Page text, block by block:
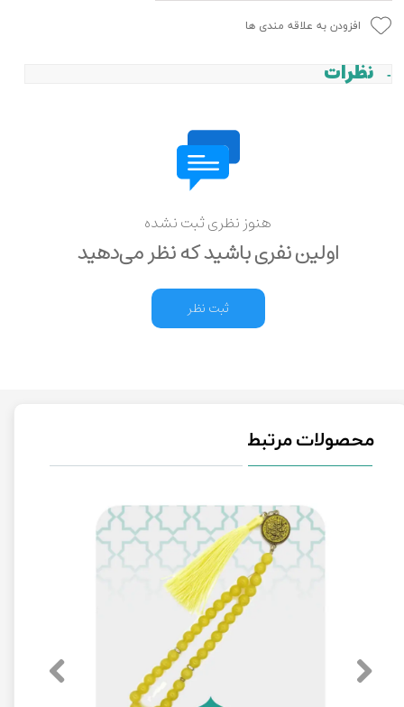
افزودن به علاقه مندی ها
نظرات
هنوز نظری ثبت نشده
اولین نفری باشید که نظر می‌دهید
ثبت نظر
محصولات مرتبط